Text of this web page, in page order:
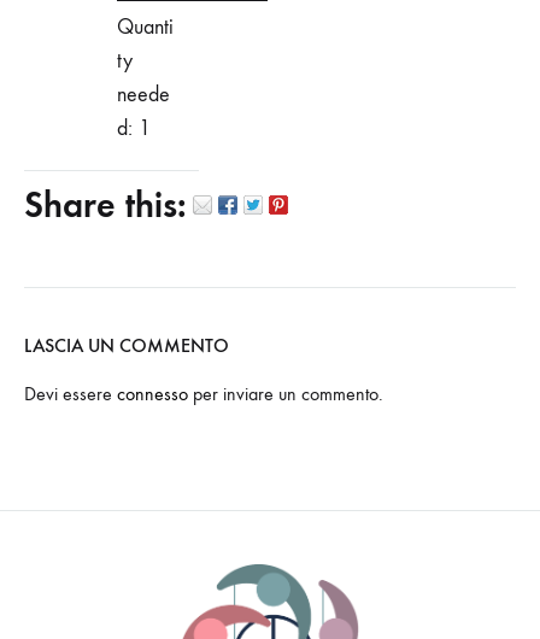
Quanti
ty
neede
d: 1
Share this:
LASCIA UN COMMENTO
Devi essere connesso per inviare un commento.